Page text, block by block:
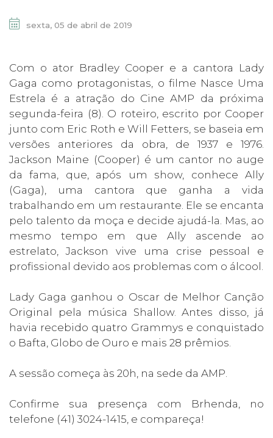
sexta, 05 de abril de 2019
Com o ator Bradley Cooper e a cantora Lady
Gaga como protagonistas, o filme Nasce Uma
Estrela é a atração do Cine AMP da próxima
segunda-feira (8). O roteiro, escrito por Cooper
junto com Eric Roth e Will Fetters, se baseia em
versões anteriores da obra, de 1937 e 1976.
Jackson Maine (Cooper) é um cantor no auge
da fama, que, após um show, conhece Ally
(Gaga), uma cantora que ganha a vida
trabalhando em um restaurante. Ele se encanta
pelo talento da moça e decide ajudá-la. Mas, ao
mesmo tempo em que Ally ascende ao
estrelato, Jackson vive uma crise pessoal e
profissional devido aos problemas com o álcool.
Lady Gaga ganhou o Oscar de Melhor Canção
Original pela música Shallow. Antes disso, já
havia recebido quatro Grammys e conquistado
o Bafta, Globo de Ouro e mais 28 prêmios.
A sessão começa às 20h, na sede da AMP.
Confirme sua presença com Brhenda, no
telefone (41) 3024-1415, e compareça!